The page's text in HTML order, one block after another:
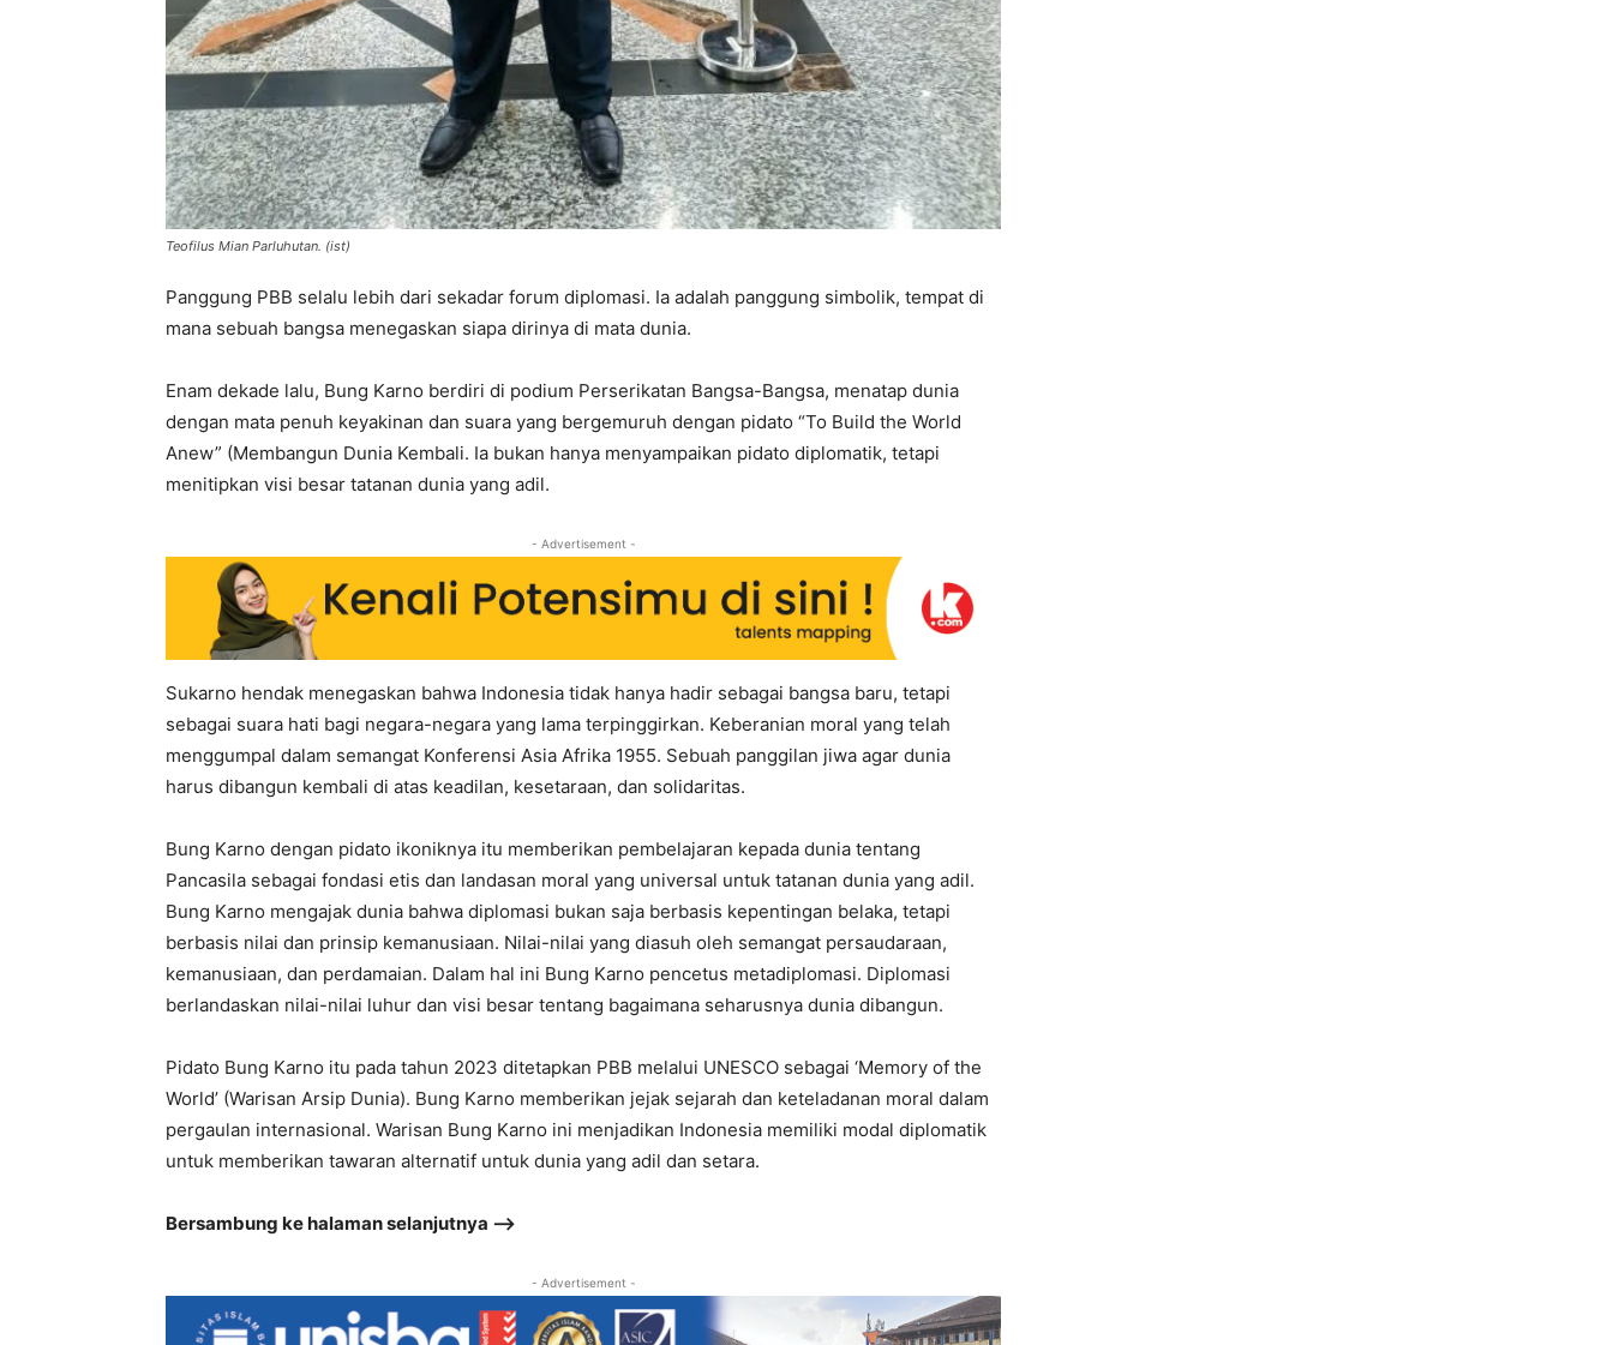
Teofilus Mian Parluhutan. (ist)
Panggung PBB selalu lebih dari sekadar forum diplomasi. Ia adalah panggung simbolik, tempat di
mana sebuah bangsa menegaskan siapa dirinya di mata dunia.
Enam dekade lalu, Bung Karno berdiri di podium Perserikatan Bangsa-Bangsa, menatap dunia
dengan mata penuh keyakinan dan suara yang bergemuruh dengan pidato “To Build the World
Anew” (Membangun Dunia Kembali. Ia bukan hanya menyampaikan pidato diplomatik, tetapi
menitipkan visi besar tatanan dunia yang adil.
- Advertisement -
Sukarno hendak menegaskan bahwa Indonesia tidak hanya hadir sebagai bangsa baru, tetapi
sebagai suara hati bagi negara-negara yang lama terpinggirkan. Keberanian moral yang telah
menggumpal dalam semangat Konferensi Asia Afrika 1955. Sebuah panggilan jiwa agar dunia
harus dibangun kembali di atas keadilan, kesetaraan, dan solidaritas.
Bung Karno dengan pidato ikoniknya itu memberikan pembelajaran kepada dunia tentang
Pancasila sebagai fondasi etis dan landasan moral yang universal untuk tatanan dunia yang adil.
Bung Karno mengajak dunia bahwa diplomasi bukan saja berbasis kepentingan belaka, tetapi
berbasis nilai dan prinsip kemanusiaan. Nilai-nilai yang diasuh oleh semangat persaudaraan,
kemanusiaan, dan perdamaian. Dalam hal ini Bung Karno pencetus metadiplomasi. Diplomasi
berlandaskan nilai-nilai luhur dan visi besar tentang bagaimana seharusnya dunia dibangun.
Pidato Bung Karno itu pada tahun 2023 ditetapkan PBB melalui UNESCO sebagai ‘Memory of the
World’ (Warisan Arsip Dunia). Bung Karno memberikan jejak sejarah dan keteladanan moral dalam
pergaulan internasional. Warisan Bung Karno ini menjadikan Indonesia memiliki modal diplomatik
untuk memberikan tawaran alternatif untuk dunia yang adil dan setara.
Bersambung ke halaman selanjutnya –>
- Advertisement -